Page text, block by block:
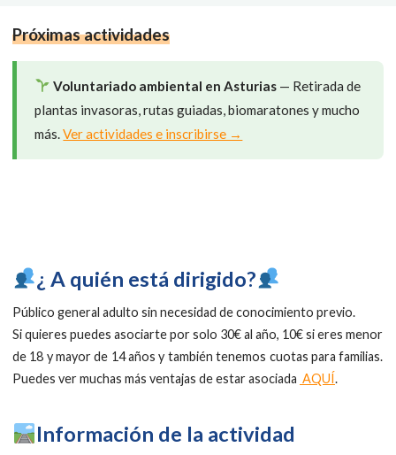
Próximas actividades
Voluntariado ambiental en Asturias— Retirada de
plantas invasoras, rutas guiadas, biomaratones y mucho
más.Ver actividades e inscribirse →
​¿ A quién está dirigido?
Público general adulto sin necesidad de conocimiento previo.
Si quieres puedes asociarte por solo 30€ al año, 10€ si eres menor
de 18 y mayor de 14 años y también tenemos cuotas para familias.
Puedes ver muchas más ventajas de estar asociada AQUÍ.
Información de la actividad